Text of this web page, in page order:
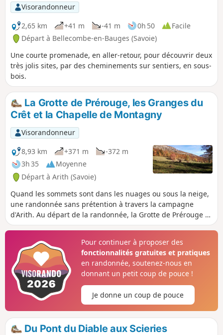
Visorandonneur
2,65 km
+41 m -41 m 0h 50
Facile
Départ à Bellecombe-en-Bauges (Savoie)
Une courte promenade, en aller-retour, pour découvrir deux
très jolis sites, par des cheminements sur sentiers, en sous-
bois.
La Grotte de Prérouge, les Granges du
Crêt et la Chapelle de Montagny
Visorandonneur
8,93 km
+371 m
-372 m
3h 35
Moyenne
Départ à Arith (Savoie)
Quand les sommets sont dans les nuages ou sous la neige,
une randonnée sans prétention à travers la campagne
d'Arith. Au départ de la randonnée, la Grotte de Prérouge et
la résurgence à proximité du moulin constituent de beaux
sont au rendez-vous.
Pour continuer à proposer des
fonctionnalités gratuites et pratiques
en randonnée, soutenez-nous en
donnant un petit coup de pouce !
Je donne un coup de pouce
Du Pont du Diable aux Scieries